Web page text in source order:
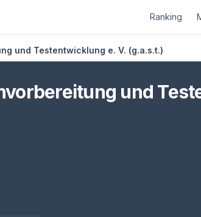
Ranking
und Testentwicklung e. V. (g.a.s.t.)
und